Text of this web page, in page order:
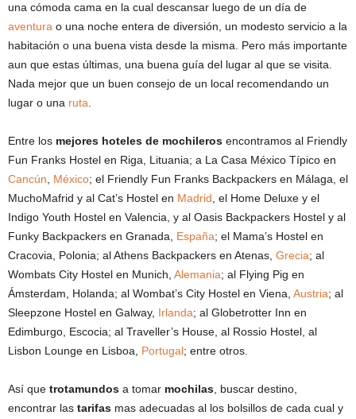
una cómoda cama en la cual descansar luego de un día de
aventura o una noche entera de diversión, un modesto servicio a la
habitación o una buena vista desde la misma. Pero más importante
aun que estas últimas, una buena guía del lugar al que se visita.
Nada mejor que un buen consejo de un local recomendando un
lugar o una ruta
Entre los mejores hoteles de mochileros encontramos al Friendly
Fun Franks Hostel en Riga, Lituania; a La Casa México Típico en
Cancún
México; el Friendly Fun Franks Backpackers en Málaga, el
MuchoMafrid y al Cat’s Hostel en Madrid , el Home Deluxe y el
Indigo Youth Hostel en Valencia, y al Oasis Backpackers Hostel y al
Funky Backpackers en Granada, España; el Mama’s Hostel en
Cracovia, Polonia; al Athens Backpackers en Atenas, Grecia; al
Wombats City Hostel en Munich, Alemania; al Flying Pig en
Ámsterdam, Holanda; al Wombat’s City Hostel en Viena, Austria; al
Sleepzone Hostel en Galway, Irlanda; al Globetrotter Inn en
Edimburgo, Escocia; al Traveller’s House, al Rossio Hostel, al
Lisbon Lounge en Lisboa, Portugal; entre otros.
Así que trotamundos a tomar mochilas , buscar destino,
encontrar las tarifas mas adecuadas al los bolsillos de cada cual y